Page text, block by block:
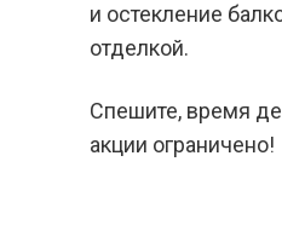
и остекление
отделкой.
Спешите, время
акции ограничено!